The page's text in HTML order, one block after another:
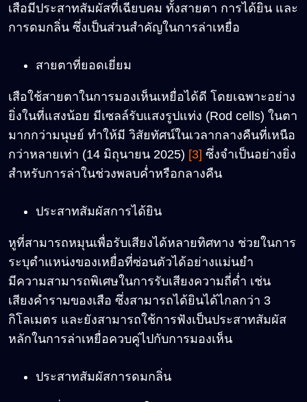
เสือมีประสาทสัมผัสที่เฉียบคม ทั้งสายตา การได้ยิน และ
การดมกลิ่น ซึ่งเป็นส่วนสำคัญในการล่าเหยื่อ
สายตาที่ยอดเยี่ยม
เสือใช้สายตาในการมองเห็นเหยื่อได้ดี โดยเฉพาะอย่าง
ยิ่งในที่แสงน้อย มีเซลล์รับแสงรูปแท่ง (Rod cells) ในตา
มากกว่ามนุษย์ ทำให้มี วิสัยทัศน์ในเวลากลางคืนที่เหนือ
กว่าหลายเท่า (14 มิถุนายน 2025) [3] ซึ่งจำเป็นอย่างยิ่ง
สำหรับการล่าในช่วงพลบค่ำหรือกลางคืน
ประสาทสัมผัสการได้ยิน
หูที่สามารถหมุนเพื่อรับเสียงได้หลายทิศทาง ช่วยในการ
ระบุตำแหน่งของเหยื่อที่ซ่อนตัวได้อย่างแม่นยำ
มีความสามารถพิเศษในการรับเสียงความถี่ต่ำ เช่น
เสียงคำรามของเสือ ซึ่งสามารถได้ยินได้ไกลกว่า 3
กิโลเมตร และยังสามารถใช้การฟังเป็นประสาทสัมผัส
หลักในการล่าเหยื่อควบคู่ไปกับการมองเห็น
ประสาทสัมผัสการดมกลิ่น